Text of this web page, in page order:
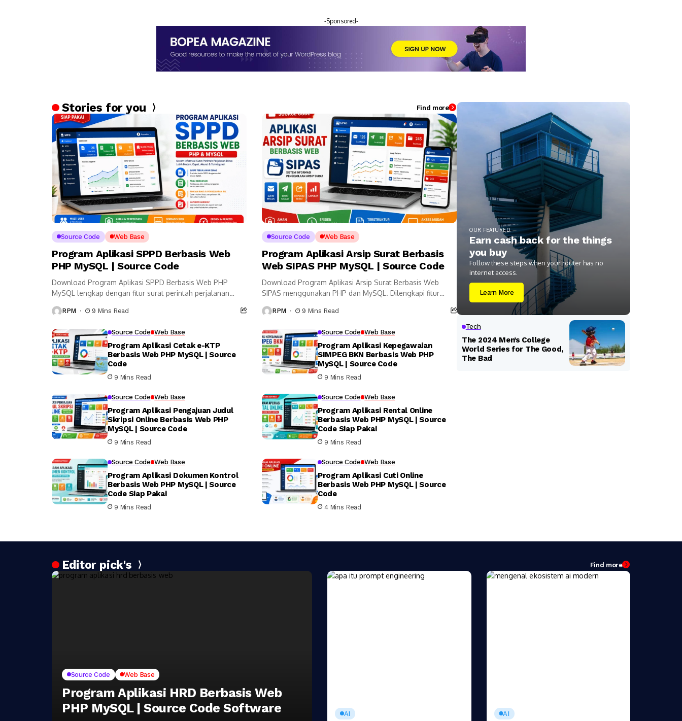
-Sponsored-
Stories for you Find more
Source Code Web Base
Program Aplikasi SPPD Berbasis Web
PHP MySQL | Source Code
Download Program Aplikasi SPPD Berbasis Web PHP
MySQL lengkap dengan fitur surat perintah perjalanan
kwitansi, laporan,...
RPM 9 Mins Read
Source Code Web Base
Program Aplikasi Arsip Surat Berbasis
Web SIPAS PHP MySQL | Source Code
Download Program Aplikasi Arsip Surat Berbasis Web
SIPAS menggunakan PHP dan MySQL. Dilengkapi fitur
laporan PDF...
RPM 9 Mins Read
Source Code Web Base
Program Aplikasi Cetak e-KTP
Berbasis Web PHP MySQL | Source
Code
9 Mins Read
Source Code Web Base
Program Aplikasi Kepegawaian
SIMPEG BKN Berbasis Web PHP
MySQL | Source Code
9 Mins Read
Source Code Web Base
Program Aplikasi Pengajuan Judul
Skripsi Online Berbasis Web PHP
MySQL | Source Code
9 Mins Read
Source Code Web Base
Program Aplikasi Rental Online
Berbasis Web PHP MySQL | Source
Code Siap Pakai
9 Mins Read
Source Code Web Base
Program Aplikasi Dokumen Kontrol
Berbasis Web PHP MySQL | Source
Code Siap Pakai
9 Mins Read
Source Code Web Base
Program Aplikasi Cuti Online
Berbasis Web PHP MySQL | Source
Code
4 Mins Read
OUR FEATURED
Earn cash back for the things
you buy
Follow these steps when your router has no
internet access.
Learn More
Tech
The 2024 Men’s College
World Series for The Good,
The Bad
Editor pick's Find more
Source Code Web Base
Program Aplikasi HRD Berbasis Web
PHP MySQL | Source Code Software
AI AI